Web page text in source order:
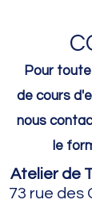
Pour
de cours
nous
le
Atelier de
73 rue des